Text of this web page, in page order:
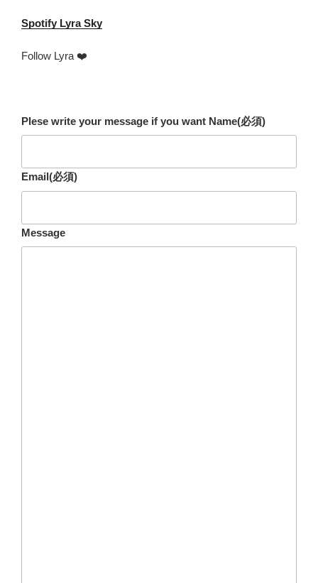
Spotify Lyra Sky
Follow Lyra ❤️
Plese write your message if you want Name(必須)
Email(必須)
Message